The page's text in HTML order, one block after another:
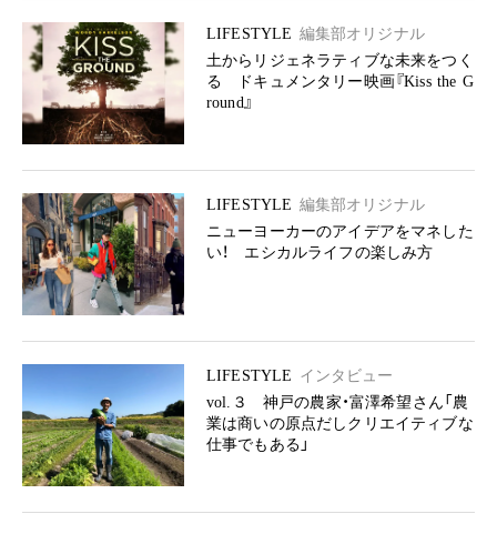
LIFESTYLE 編集部オリジナル
土からリジェネラティブな未来をつく
る ドキュメンタリー映画『Kiss the G
round』
LIFESTYLE 編集部オリジナル
ニューヨーカーのアイデアをマネした
い！ エシカルライフの楽しみ方
LIFESTYLE インタビュー
vol.３ 神戸の農家・富澤希望さん「農
業は商いの原点だしクリエイティブな
仕事でもある」